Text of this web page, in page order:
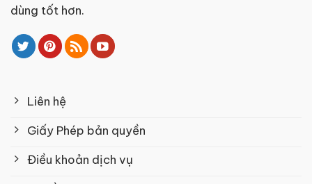
dùng tốt hơn.
Liên hệ
Giấy Phép bản quyền
Điều khoản dịch vụ